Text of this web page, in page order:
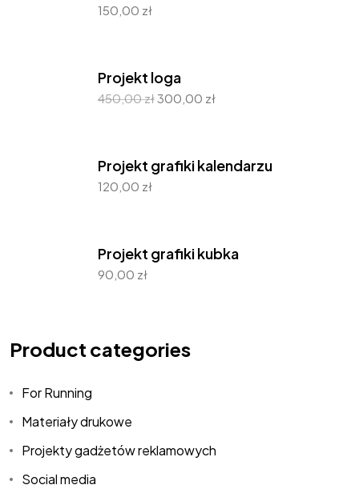
150,00 zł
Projekt loga
450,00zł300,00 zł
Projekt grafiki kalendarzu
120,00 zł
Projekt grafiki kubka
90,00 zł
Product categories
For Running
Materiały drukowe
Projekty gadżetów reklamowych
Social media